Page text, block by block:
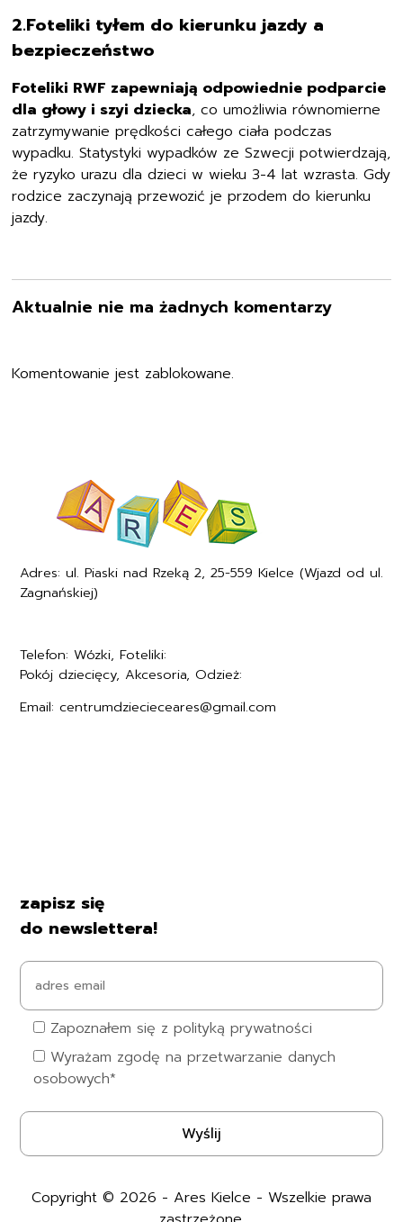
2.Foteliki tyłem do kierunku jazdy a
bezpieczeństwo
Foteliki RWF zapewniają odpowiednie podparcie
dla głowy i szyi dziecka, co umożliwia równomierne
zatrzymywanie prędkości całego ciała podczas
wypadku. Statystyki wypadków ze Szwecji potwierdzają,
że ryzyko urazu dla dzieci w wieku 3-4 lat wzrasta. Gdy
rodzice zaczynają przewozić je przodem do kierunku
jazdy.
Aktualnie nie ma żadnych komentarzy
Komentowanie jest zablokowane.
Adres: ul. Piaski nad Rzeką 2, 25-559 Kielce (Wjazd od ul.
Zagnańskiej)
Telefon: Wózki, Foteliki:
Pokój dziecięcy, Akcesoria, Odzież:
Email: centrumdziecieceares@gmail.com
zapisz się
do newslettera!
Zapoznałem się z polityką prywatności
Wyrażam zgodę na przetwarzanie danych
osobowych*
Copyright © 2026 - Ares Kielce - Wszelkie prawa